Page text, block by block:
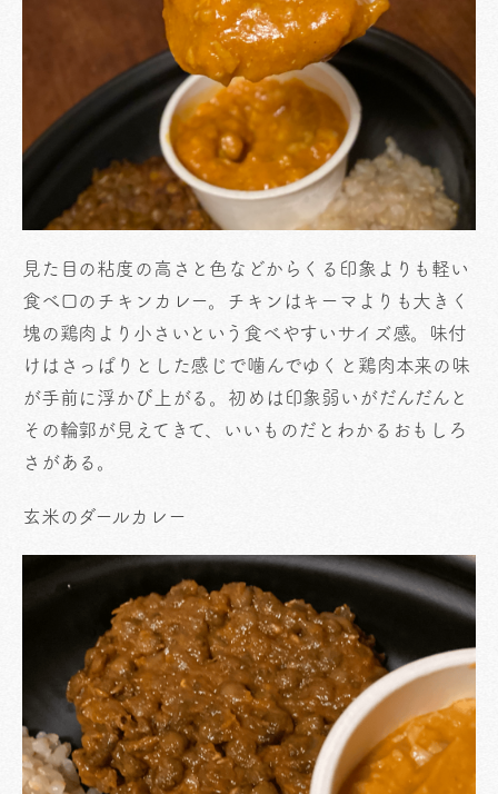
見た目の粘度の高さと色などからくる印象よりも軽い
食べ口のチキンカレー。チキンはキーマよりも大きく
塊の鶏肉より小さいという食べやすいサイズ感。味付
けはさっぱりとした感じで噛んでゆくと鶏肉本来の味
が手前に浮かび上がる。初めは印象弱いがだんだんと
その輪郭が見えてきて、いいものだとわかるおもしろ
さがある。
玄米のダールカレー